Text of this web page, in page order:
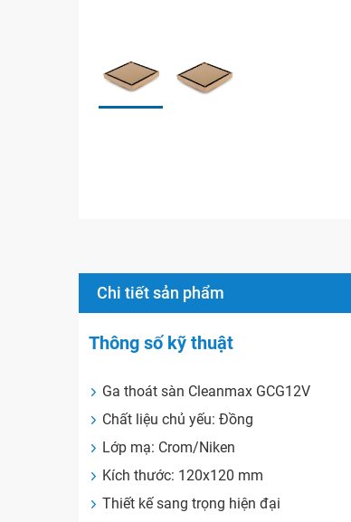
Chi tiết sản phẩm
Thông số kỹ thuật
Ga thoát sàn Cleanmax GCG12V
Chất liệu chủ yếu: Đồng
Lớp mạ: Crom/Niken
Kích thước: 120x120 mm
Thiết kế sang trọng hiện đại